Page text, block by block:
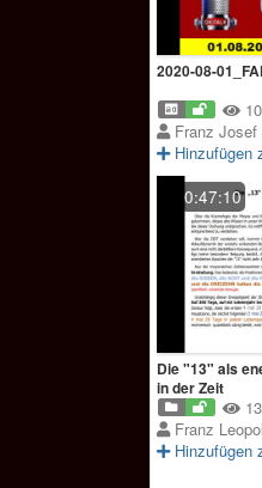
2020-08-
Franz Josef
Hinzufügen
0:47:10
Die "13" als
in der Zeit
Franz
Hinzufügen